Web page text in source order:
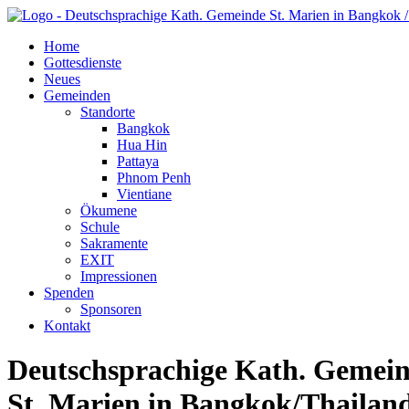
Home
Gottesdienste
Neues
Gemeinden
Standorte
Bangkok
Hua Hin
Pattaya
Phnom Penh
Vientiane
Ökumene
Schule
Sakramente
EXIT
Impressionen
Spenden
Sponsoren
Kontakt
Deutschsprachige Kath.